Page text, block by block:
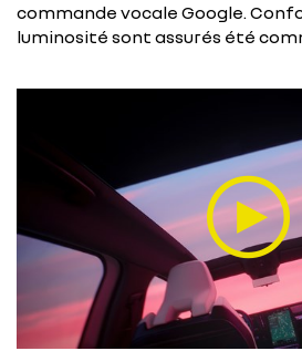
commande vocale Google.
luminosité sont assurés été